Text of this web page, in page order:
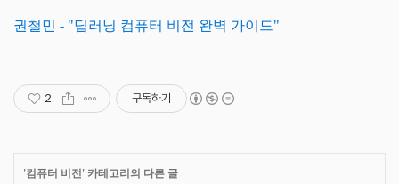
권철민 - "딥러닝 컴퓨터 비전 완벽 가이드"
2 구독하기
'컴퓨터 비전' 카테고리의 다른 글